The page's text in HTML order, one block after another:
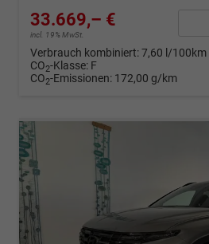
33.669,– €
incl. 19% MwSt.
Verbrauch kombiniert:7,60 l/100km
CO2-Klasse: F
CO2-Emissionen: 172,00 g/km